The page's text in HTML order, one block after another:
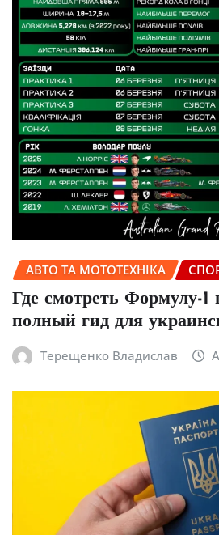
АВТО ТА МОТОТЕХНІКА
Где смотреть Формулу-1
полный гид для
Терещенко Владислав